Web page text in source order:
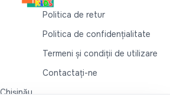
Politica de retur
Politica de confidențialitate
Termeni și condiții de utilizare
Contactați-ne